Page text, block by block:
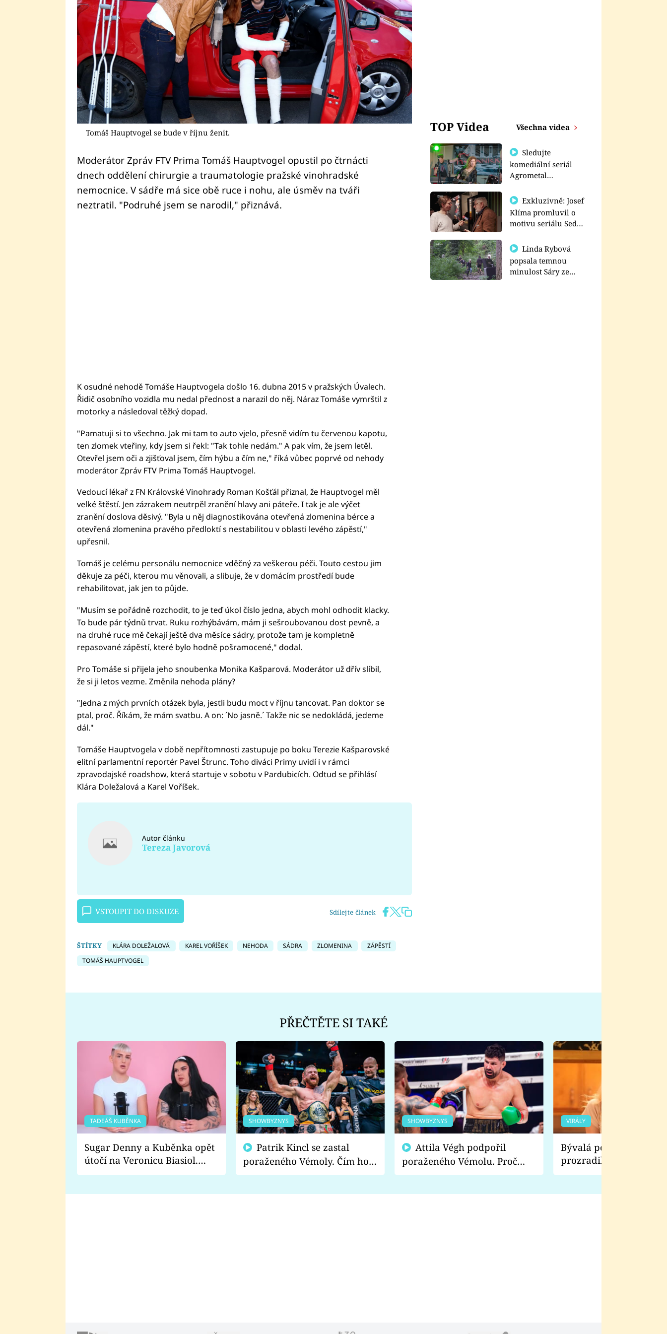
Tomáš Hauptvogel se bude v říjnu ženit.
Moderátor Zpráv FTV Prima Tomáš Hauptvogel opustil po čtrnácti
dnech oddělení chirurgie a traumatologie pražské vinohradské
nemocnice. V sádře má sice obě ruce i nohu, ale úsměv na tváři
neztratil. "Podruhé jsem se narodil," přiznává.
K osudné nehodě Tomáše Hauptvogela došlo 16. dubna 2015 v pražských Úvalech.
Řidič osobního vozidla mu nedal přednost a narazil do něj. Náraz Tomáše vymrštil z
motorky a následoval těžký dopad.
"Pamatuji si to všechno. Jak mi tam to auto vjelo, přesně vidím tu červenou kapotu,
ten zlomek vteřiny, kdy jsem si řekl: "Tak tohle nedám." A pak vím, že jsem letěl.
Otevřel jsem oči a zjišťoval jsem, čím hýbu a čím ne," říká vůbec poprvé od nehody
moderátor Zpráv FTV Prima Tomáš Hauptvogel.
Vedoucí lékař z FN Královské Vinohrady Roman Košťál přiznal, že Hauptvogel měl
velké štěstí. Jen zázrakem neutrpěl zranění hlavy ani páteře. I tak je ale výčet
zranění doslova děsivý. "Byla u něj diagnostikována otevřená zlomenina bérce a
otevřená zlomenina pravého předloktí s nestabilitou v oblasti levého zápěstí,"
upřesnil.
Tomáš je celému personálu nemocnice vděčný za veškerou péči. Touto cestou jim
děkuje za péči, kterou mu věnovali, a slibuje, že v domácím prostředí bude
rehabilitovat, jak jen to půjde.
"Musím se pořádně rozchodit, to je teď úkol číslo jedna, abych mohl odhodit klacky.
To bude pár týdnů trvat. Ruku rozhýbávám, mám ji sešroubovanou dost pevně, a
na druhé ruce mě čekají ještě dva měsíce sádry, protože tam je kompletně
repasované zápěstí, které bylo hodně pošramocené," dodal.
Pro Tomáše si přijela jeho snoubenka Monika Kašparová. Moderátor už dřív slíbil,
že si ji letos vezme. Změnila nehoda plány?
"Jedna z mých prvních otázek byla, jestli budu moct v říjnu tancovat. Pan doktor se
ptal, proč. Říkám, že mám svatbu. A on: ´No jasně.´ Takže nic se nedokládá, jedeme
dál."
Tomáše Hauptvogela v době nepřítomnosti zastupuje po boku Terezie Kašparovské
elitní parlamentní reportér Pavel Štrunc. Toho diváci Primy uvidí i v rámci
zpravodajské roadshow, která startuje v sobotu v Pardubicích. Odtud se přihlásí
Klára Doležalová a Karel Voříšek.
Autor článku
Tereza Javorová
VSTOUPIT DO DISKUZE Sdílejte článek
ŠTÍTKY KLÁRA DOLEŽALOVÁ KAREL VOŘÍŠEK NEHODA SÁDRA ZLOMENINA
ZÁPĚSTÍ
TOMÁŠ HAUPTVOGEL
TOP Videa Všechna videa
Sledujte
komediální seriál
Agrometal
prima+
Exkluzivně: Josef
Klíma promluvil o
motivu seriálu Sedm
Linda Rybová
popsala temnou
minulost Sáry ze
PŘEČTĚTE SI TAKÉ
TADEÁŠ KUBĚNKA
Sugar Denny a Kuběnka opět
útočí na Veronicu Biasiol.
Proč je podle nich falešná a
SHOWBYZNYS
poraženého Vémoly. Čím ho
fanoušci naštvali?
SHOWBYZNYS
poraženého Vémolu. Proč
chce raději zápasit s ním než
VIRÁLY
Bývalá pornoherečka
prozradila, co ji
natáčení Euforie.